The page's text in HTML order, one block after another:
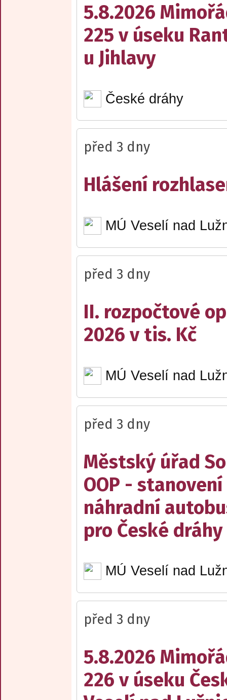
5.8.2026
225 v úseku
u Jihlavy
České dráhy
před 3 dny
Hlášení
MÚ Veselí nad
před 3 dny
II. rozpočtové
2026 v tis. Kč
MÚ Veselí nad
před 3 dny
Městský úřad
OOP -
náhradní
pro České dráhy
MÚ Veselí nad
před 3 dny
5.8.2026
226 v úseku